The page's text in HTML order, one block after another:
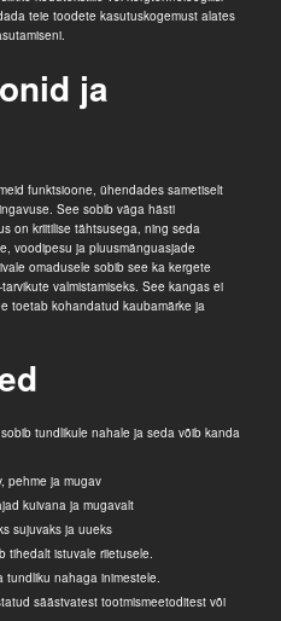
teie toodete kasutuskogemust alates
ja
funktsioone, ühendades sametiselt
See sobib väga hästi
on kriitilise tähtsusega, ning seda
voodipesu ja pluusmänguasjade
omadusele sobib see ka kergete
valmistamiseks. See kangas ei
toetab kohandatud kaubamärke ja
tundlikule nahale ja seda võib kanda
pehme ja mugav
kuivana ja mugavalt
sujuvaks ja uueks
tihedalt istuvale riietusele.
tundliku nahaga inimestele.
säästvatest tootmismeetoditest või